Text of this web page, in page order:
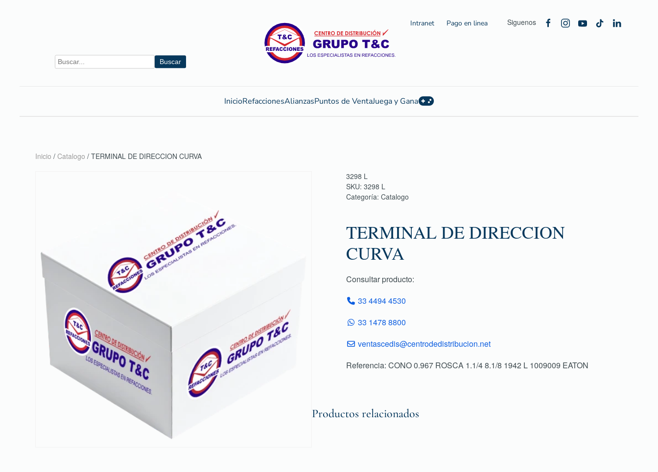
Buscar
Intranet Pago en linea Siguenos
InicioRefaccionesAlianzasPuntos de VentaJuega y Gana
Inicio / Catalogo / TERMINAL DE DIRECCION CURVA
3298 L
SKU: 3298 L
Categoría: Catalogo
TERMINAL DE DIRECCION
CURVA
Consultar producto:
33 4494 4530
33 1478 8800
ventascedis@centrodedistribucion.net
Referencia: CONO 0.967 ROSCA 1.1/4 8.1/8 1942 L 1009009 EATON
Productos relacionados